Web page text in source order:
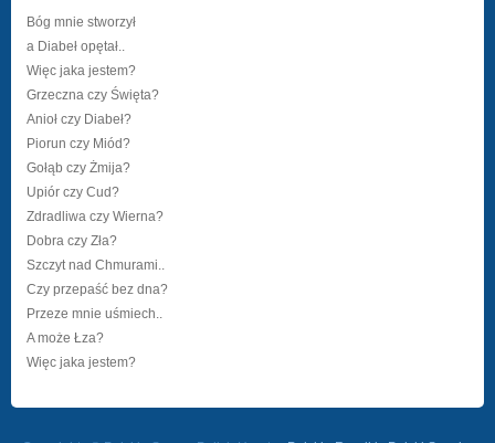
Bóg mnie stworzył
a Diabeł opętał..
Więc jaka jestem?
Grzeczna czy Święta?
Anioł czy Diabeł?
Piorun czy Miód?
Gołąb czy Żmija?
Upiór czy Cud?
Zdradliwa czy Wierna?
Dobra czy Zła?
Szczyt nad Chmurami..
Czy przepaść bez dna?
Przeze mnie uśmiech..
A może Łza?
Więc jaka jestem?